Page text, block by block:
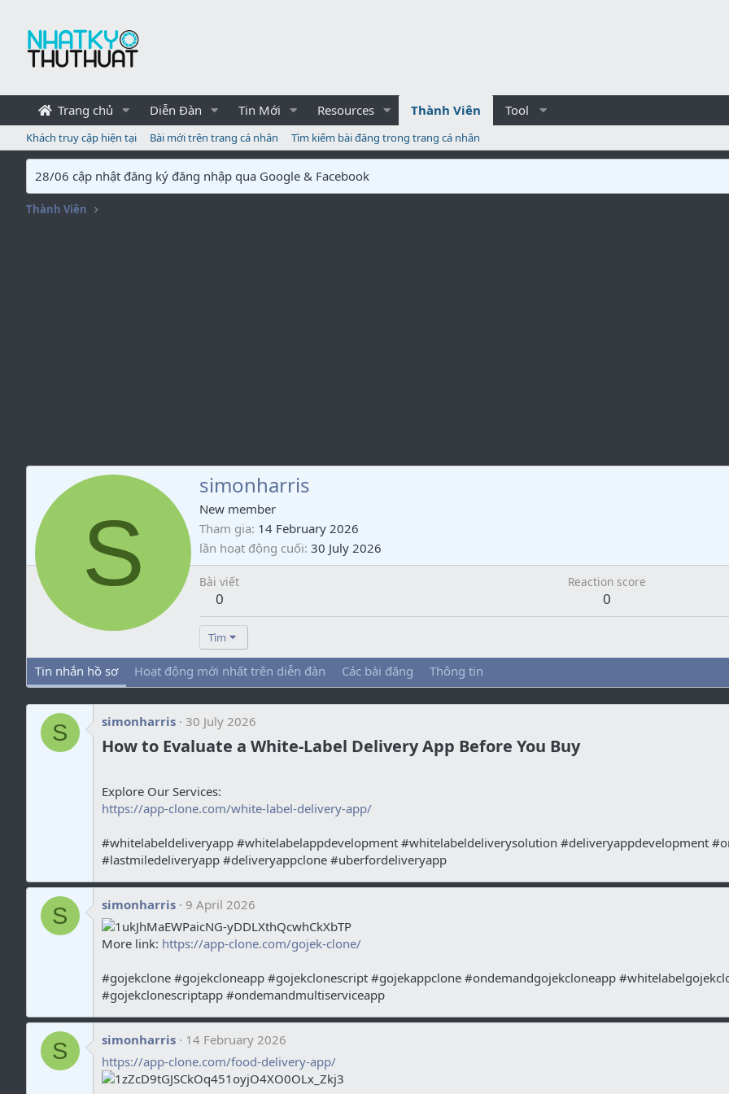
Trang chủ Diễn Đàn Tin Mới Resources Thành Viên Tool
Khách truy cập hiện tại Bài mới trên trang cá nhân Tìm kiếm bài đăng trong trang cá nhân
28/06 cập nhật đăng ký đăng nhập qua Google & Facebook
Thành Viên
S
simonharris
New member
Tham gia 14 February 2026
lần hoạt động cuối 30 July 2026
Bài viết
0
Reaction score
0
Tìm
Tin nhắn hồ sơ Hoạt động mới nhất trên diễn đàn Các bài đăng Thông tin
S simonharris 30 July 2026
How to Evaluate a White-Label Delivery App Before You Buy​
Explore Our Services:
https://app-clone.com/white-label-delivery-app/
#whitelabeldeliveryapp #whitelabelappdevelopment #whitelabeldeliverysolution #deliveryappdevelopment
#lastmiledeliveryapp #deliveryappclone #uberfordeliveryapp
S simonharris 9 April 2026
More link: https://app-clone.com/gojek-clone/
#gojekclone #gojekcloneapp #gojekclonescript #gojekappclone #ondemandgojekcloneapp
#gojekclonescriptapp #ondemandmultiserviceapp
S simonharris
14 February 2026
https://app-clone.com/food-delivery-app/